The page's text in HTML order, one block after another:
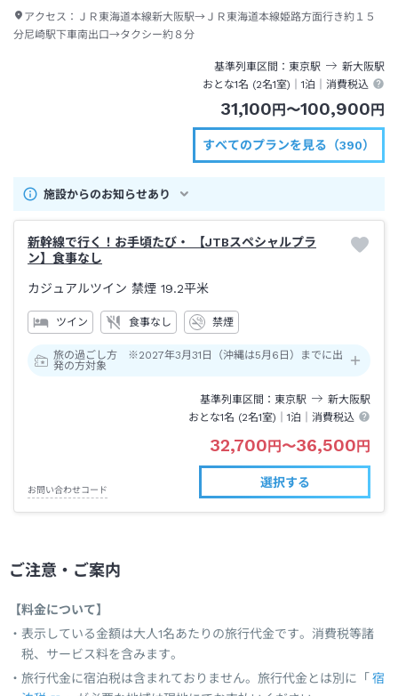
アクセス： ＪＲ東海道本線新大阪駅→ＪＲ東海道本線姫路方面行き約１５
分尼崎駅下車南出口→タクシー約８分
基準列車区間 東京駅 新大阪駅
おとな1名 (2名1室)｜1泊 ｜消費税込
31,100 円 〜100,900 円
すべてのプランを見る（390）
施設からのお知らせあり
新幹線で行く！お手頃たび・ 【JTBスペシャルプラ
ン】食事なし
カジュアルツイン 禁煙 19.2平米
ツイン 食事なし 禁煙
旅の過ごし方 ※2027年3月31日（沖縄は5月6日）までに出
発の方対象
基準列車区間 東京駅 新大阪駅
おとな1名 (2名1室)｜1泊 ｜消費税込
32,700 円 〜36,500 円
お問い合わせコード
選択する
ご注意・ご案内
【料金について】
表示している金額は大人1名あたりの旅行代金です。消費税等諸
税、サービス料を含みます。
旅行代金に宿泊税は含まれておりません。旅行代金とは別に「 宿